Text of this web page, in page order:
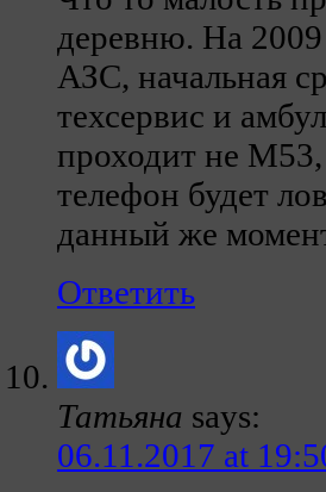
деревню. На 2009
АЗС, начальная
техсервис и
проходит не
телефон будет
данный же
Ответить
Татьяна says:
06.11.2017 at